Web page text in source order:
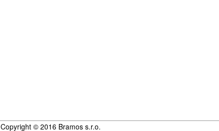
Copyright © 2016 Bramos s.r.o.